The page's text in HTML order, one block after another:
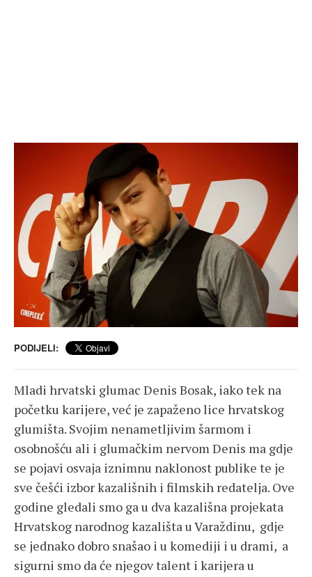
PODIJELI:
Mladi hrvatski glumac Denis Bosak, iako tek na
početku karijere, već je zapaženo lice hrvatskog
glumišta. Svojim nenametljivim šarmom i
osobnošću ali i glumačkim nervom Denis ma gdje
se pojavi osvaja iznimnu naklonost publike te je
sve češći izbor kazališnih i filmskih redatelja. Ove
godine gledali smo ga u dva kazališna projekata
Hrvatskog narodnog kazališta u Varaždinu, gdje
se jednako dobro snašao i u komediji i u drami, a
sigurni smo da će njegov talent i karijera u